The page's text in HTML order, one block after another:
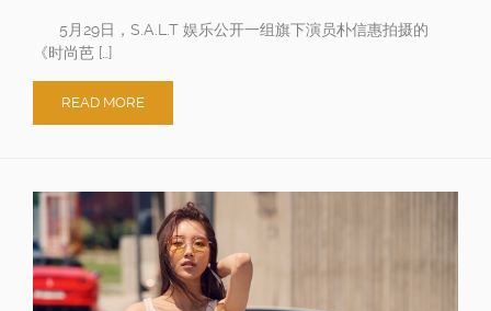
5月29日，S.A.L.T 娱乐公开一组旗下演员朴信惠拍摄的
《时尚芭 […]
READ MORE